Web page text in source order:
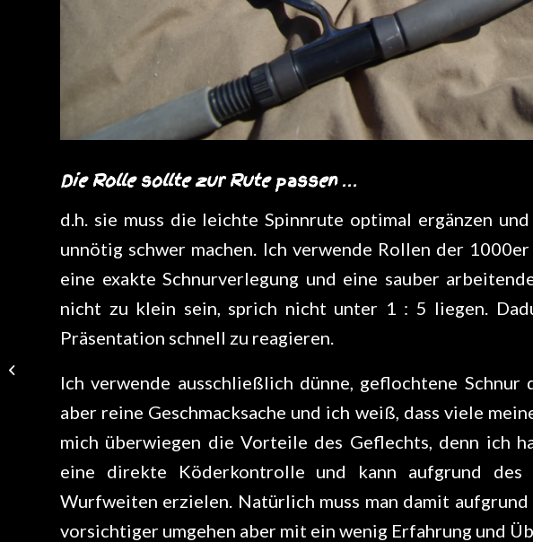
Die Rolle sollte zur Rute passen …
d.h. sie muss die leichte Spinnrute optimal ergänzen
unnötig schwer machen. Ich verwende Rollen der
eine exakte Schnurverlegung und eine sauber
nicht zu klein sein, sprich nicht unter 1 : 5 liegen.
Präsentation schnell zu reagieren.
Ich verwende ausschließlich dünne, geflochtene
aber reine Geschmacksache und ich weiß, dass viele
mich überwiegen die Vorteile des Geflechts, denn ich
eine direkte Köderkontrolle und kann aufgrund des
Wurfweiten erzielen. Natürlich muss man damit
vorsichtiger umgehen aber mit ein wenig Erfahrung und